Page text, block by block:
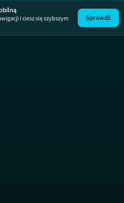
i ciesz się szybszym
Sprawdź